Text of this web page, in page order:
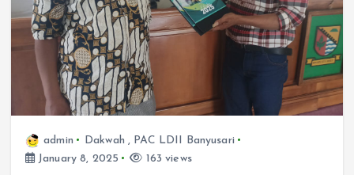
admin Dakwah , PAC LDII Banyusari
January 8, 2025
163 views